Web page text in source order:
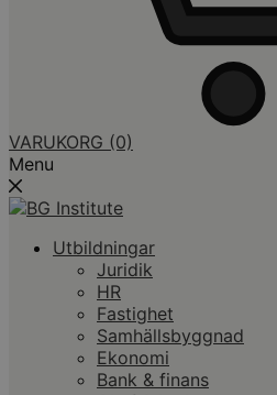
VARUKORG (0)
Menu
Utbildningar
Juridik
HR
Fastighet
Samhällsbyggnad
Ekonomi
Bank & finans